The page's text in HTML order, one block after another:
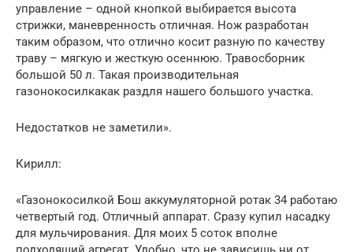
управление – одной кнопкой выбирается высота
стрижки, маневренность отличная. Нож разработан
таким образом, что отлично косит разную по качеству
траву – мягкую и жесткую осеннюю. Травосборник
большой 50 л. Такая производительная
газонокосилкакак раздля нашего большого участка.
Недостатков не заметили».
Кирилл:
«Газонокосилкой Бош аккумуляторной ротак 34 работаю
четвертый год. Отличный аппарат. Сразу купил насадку
для мульчирования. Для моих 5 соток вполне